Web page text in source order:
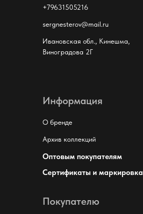
Информация
О бренде
Архив коллекций
Оптовым покупателям
Ивановская обл., Кинешма,
Виноградова 2Г
+79631505216
sergnesterov@mail.ru
Покупателю
Сертификаты и маркировка